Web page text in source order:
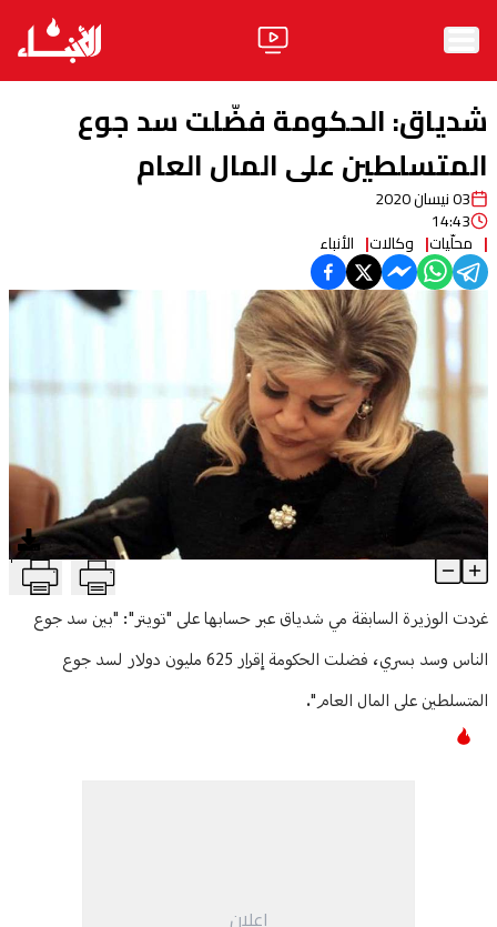
الأخبار
ثقافة ومجتمع
منوعات
آراء
فيديو
مواقف
وليد جنبلاطالحزب
ابحث
شدياق: الحكومة فضّلت سد جوع
المتسلطين على المال العام
03 نيسان 2020
14:43
محلّيات وكالات الأنباء
شدياق: الحكومة فضّلت سد جوع المتسلطين على المال العام T
Article Content
غردت الوزيرة السابقة مي شدياق عبر حسابها على "تويتر": "بين سد جوع
الناس وسد بسري، فضلت الحكومة إقرار 625 مليون دولار لسد جوع
المتسلطين على المال العام".
إعلان